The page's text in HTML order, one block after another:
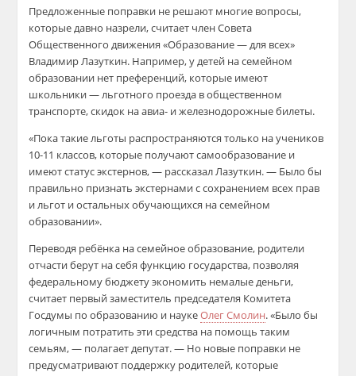
Предложенные поправки не решают многие вопросы,
которые давно назрели, считает член Совета
Общественного движения «Образование — для всех»
Владимир Лазуткин. Например, у детей на семейном
образовании нет преференций, которые имеют
школьники — льготного проезда в общественном
транспорте, скидок на авиа- и железнодорожные билеты.
«Пока такие льготы распространяются только на учеников
10-11 классов, которые получают самообразование и
имеют статус экстернов, — рассказал Лазуткин. — Было бы
правильно признать экстернами с сохранением всех прав
и льгот и остальных обучающихся на семейном
образовании».
Переводя ребёнка на семейное образование, родители
отчасти берут на себя функцию государства, позволяя
федеральному бюджету экономить немалые деньги,
считает первый заместитель председателя Комитета
Госдумы по образованию и наукеОлег Смолин. «Было бы
логичным потратить эти средства на помощь таким
семьям, — полагает депутат. — Но новые поправки не
предусматривают поддержку родителей, которые